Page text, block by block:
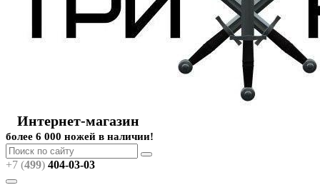
Интернет-магазин
более 6 000 ножей в наличии!
+7 (499) 404-03-03